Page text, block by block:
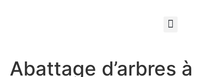
Abattage d’arbres à